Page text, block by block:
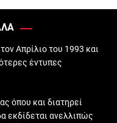
Απρίλιο του 1993 και
έντυπες
όπου και διατηρεί
εκδίδεται ανελλιπώς